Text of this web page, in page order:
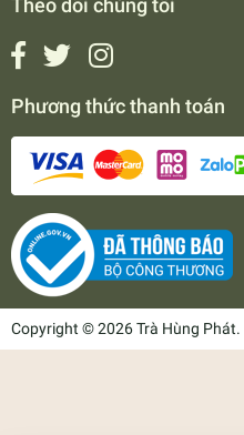
Theo dõi chúng tôi
Phương thức thanh toán
Copyright © 2026 Trà Hùng Phát.